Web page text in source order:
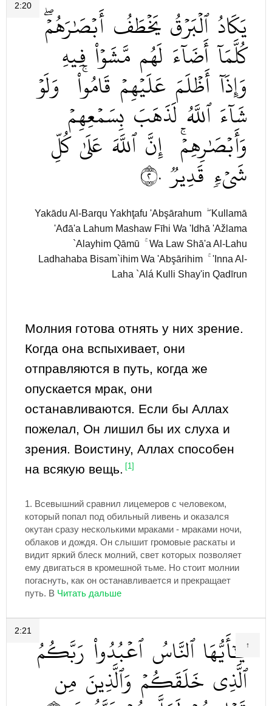
2:20 يَكَادُ ٱلۡبَرۡقُ يَخۡطَفُ أَبۡصَٰرَهُمۡۖ
كُلَّمَآ أَضَآءَ لَهُم مَّشَوۡاْ فِيهِ
وَإِذَآ أَظۡلَمَ عَلَيۡهِمۡ قَامُواْۚ وَلَوۡ
شَآءَ ٱللَّهُ لَذَهَبَ بِسَمۡعِهِمۡ
وَأَبۡصَٰرِهِمۡۚ إِنَّ ٱللَّهَ عَلَىٰ كُلِّ
شَيۡءٖ قَدِيرٞ ٢٠
Yakādu Al-Barqu Yakhţafu 'Abşārahum ۖ Kullamā
'Ađā'a Lahum Mashaw Fīhi Wa 'Idhā 'Ažlama
`Alayhim Qāmū ۚ Wa Law Shā'a Al-Lahu
Ladhahaba Bisam`ihim Wa 'Abşārihim ۚ 'Inna Al-
Laha `Alá Kulli Shay'in Qadīrun
Молния готова отнять у них зрение.
Когда она вспыхивает, они
отправляются в путь, когда же
опускается мрак, они
останавливаются. Если бы Аллах
пожелал, Он лишил бы их слуха и
зрения. Воистину, Аллах способен
на всякую вещь.
[1]
1. Всевышний сравнил лицемеров с человеком,
который попал под обильный ливень и оказался
окутан сразу несколькими мраками - мраками ночи,
облаков и дождя. Он слышит громовые раскаты и
видит яркий блеск молний, свет которых позволяет
ему двигаться в кромешной тьме. Но стоит молнии
погаснуть, как он останавливается и прекращает
путь. В
2:21 يَٰٓأَيُّهَا ٱلنَّاسُ ٱعۡبُدُواْ رَبَّكُمُ
ٱلَّذِي خَلَقَكُمۡ وَٱلَّذِينَ مِن
↑